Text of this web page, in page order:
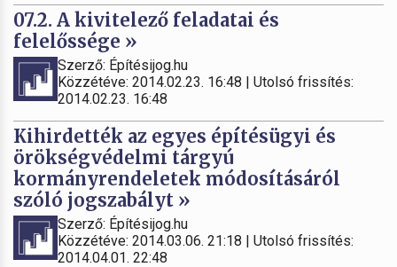
07.2. A kivitelező feladatai és
felelőssége »
Szerző: Építésijog.hu
Közzétéve: 2014.02.23. 16:48 | Utolsó frissítés:
2014.02.23. 16:48
Kihirdették az egyes építésügyi és
örökségvédelmi tárgyú
kormányrendeletek módosításáról
szóló jogszabályt »
Szerző: Építésijog.hu
Közzétéve: 2014.03.06. 21:18 | Utolsó frissítés:
2014.04.01. 22:48